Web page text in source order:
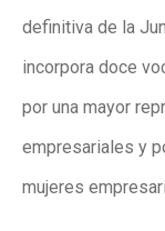
definitiva de la
incorpora doce
por una mayor
empresariales y
mujeres